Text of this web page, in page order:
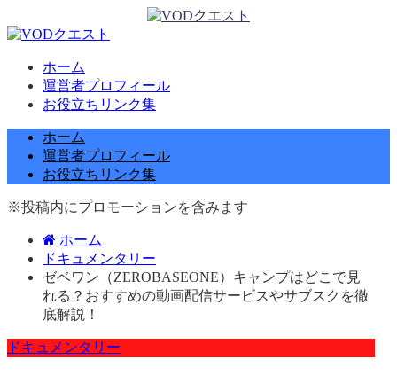
ホーム
運営者プロフィール
お役立ちリンク集
ホーム
運営者プロフィール
お役立ちリンク集
※投稿内にプロモーションを含みます
ホーム
ドキュメンタリー
ゼベワン（ZEROBASEONE）キャンプはどこで見
れる？おすすめの動画配信サービスやサブスクを徹
底解説！
ドキュメンタリー